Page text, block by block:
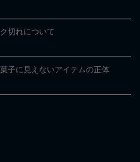
切れについて
子に見えないアイテムの正体